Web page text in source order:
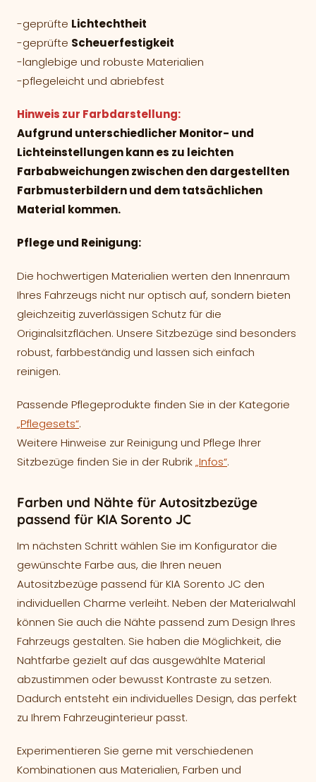
-geprüfte Lichtechtheit
-geprüfte Scheuerfestigkeit
-langlebige und robuste Materialien
-pflegeleicht und abriebfest
Hinweis zur Farbdarstellung:
Aufgrund unterschiedlicher Monitor- und
Lichteinstellungen kann es zu leichten
Farbabweichungen zwischen den dargestellten
Farbmusterbildern und dem tatsächlichen
Material kommen.
Pflege und Reinigung:
Die hochwertigen Materialien werten den Innenraum
Ihres Fahrzeugs nicht nur optisch auf, sondern bieten
gleichzeitig zuverlässigen Schutz für die
Originalsitzflächen. Unsere Sitzbezüge sind besonders
robust, farbbeständig und lassen sich einfach
reinigen.
Passende Pflegeprodukte finden Sie in der Kategorie
„Pflegesets“.
Weitere Hinweise zur Reinigung und Pflege Ihrer
Sitzbezüge finden Sie in der Rubrik„Infos“.
Farben und Nähte für Autositzbezüge
passend für KIA Sorento JC
Im nächsten Schritt wählen Sie im Konfigurator die
gewünschte Farbe aus, die Ihren neuen
Autositzbezüge passend für KIA Sorento JC den
individuellen Charme verleiht. Neben der Materialwahl
können Sie auch die Nähte passend zum Design Ihres
Fahrzeugs gestalten. Sie haben die Möglichkeit, die
Nahtfarbe gezielt auf das ausgewählte Material
abzustimmen oder bewusst Kontraste zu setzen.
Dadurch entsteht ein individuelles Design, das perfekt
zu Ihrem Fahrzeuginterieur passt.
Experimentieren Sie gerne mit verschiedenen
Kombinationen aus Materialien, Farben und